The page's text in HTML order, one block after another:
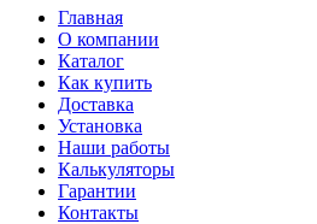
Главная
О компании
Каталог
Как купить
Доставка
Установка
Наши работы
Калькуляторы
Гарантии
Контакты